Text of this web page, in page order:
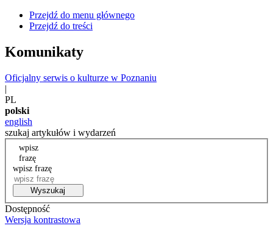
Przejdź do menu głównego
Przejdź do treści
Komunikaty
Oficjalny serwis o kulturze w Poznaniu
|
PL
polski
english
szukaj artykułów i wydarzeń
wpisz
frazę
wpisz frazę
Wyszukaj
Dostępność
Wersja kontrastowa